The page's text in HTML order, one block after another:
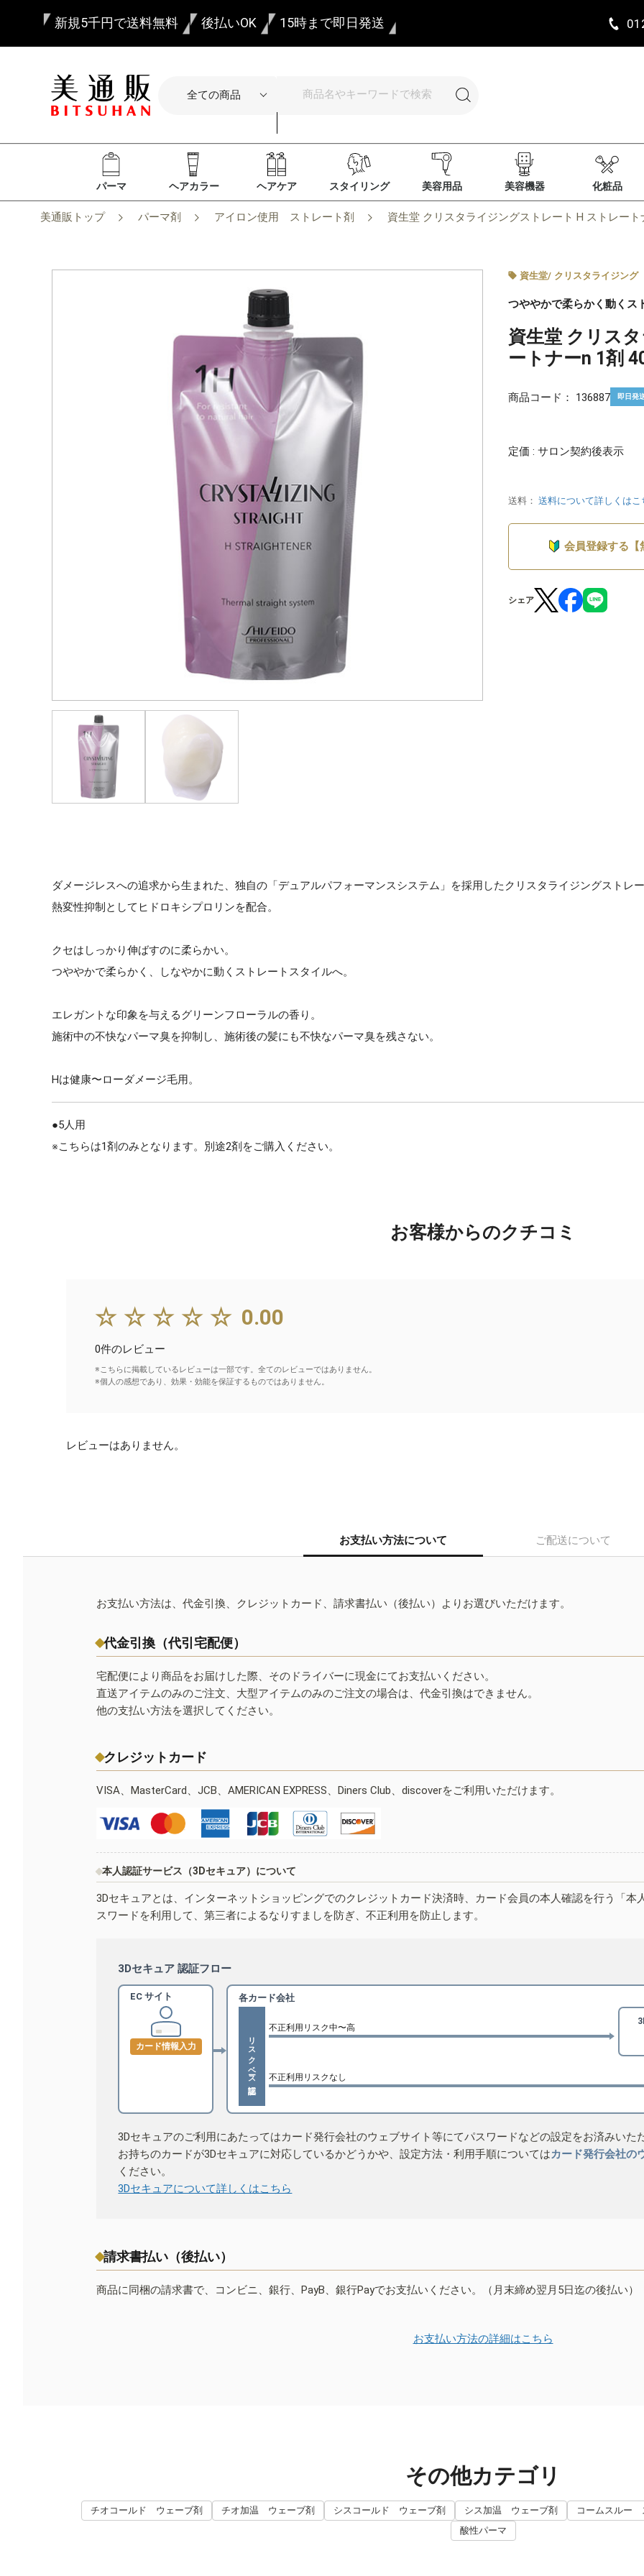
新規5千円で送料無料 後払いOK 15時まで即日発送
パーマ ヘアカラー ヘアケア スタイリング 美容用品 美容機器 化粧品
美通販トップ パーマ剤 アイロン使用 ストレート剤 資生堂 クリスタライジングストレート H ストレート
資生堂/ クリスタライジング
つややかで柔らかく動くス
資生堂 クリス
ートナーn 1剤
商品コード： 136887 即日発
定価 : サロン契約後表示
送料： 送料について詳しくはこ
会員登録する【
シェア
ダメージレスへの追求から生まれた、独自の「デュアルパフォーマンスシステム」を採用したクリスタライジングストレー
熱変性抑制としてヒドロキシプロリンを配合。
クセはしっかり伸ばすのに柔らかい。
つややかで柔らかく、しなやかに動くストレートスタイルへ。
エレガントな印象を与えるグリーンフローラルの香り。
施術中の不快なパーマ臭を抑制し、施術後の髪にも不快なパーマ臭を残さない。
Hは健康〜ローダメージ毛用。
●5人用
※こちらは1剤のみとなります。別途2剤をご購入ください。
お客様からのクチコミ
☆☆☆☆☆ 0.00
0件のレビュー
※こちらに掲載しているレビューは一部です。全てのレビューではありません。
※個人の感想であり、効果・効能を保証するものではありません。
レビューはありません。
お支払い方法について ご配送について
お支払い方法は、代金引換、クレジットカード、請求書払い（後払い）よりお選びいただけます。
代金引換（代引宅配便）
宅配便により商品をお届けした際、そのドライバーに現金にてお支払いください。
直送アイテムのみのご注文、大型アイテムのみのご注文の場合は、代金引換はできません。
他の支払い方法を選択してください。
クレジットカード
VISA、MasterCard、JCB、AMERICAN EXPRESS、Diners Club、discoverをご利用いただけます。
本人認証サービス（3Dセキュア）について
3Dセキュアとは、インターネットショッピングでのクレジットカード決済時、カード会員の本人確認を行う「
スワードを利用して、第三者によるなりすましを防ぎ、不正利用を防止します。
3Dセキュア 認証フロー
EC サイト
カード情報入力
各カード会社
リスクベース認証
不正利用リスク中〜高
不正利用リスクなし
3Dセキュアのご利用にあたってはカード発行会社のウェブサイト等にてパスワードなどの設定をお済みいた
お持ちのカードが3Dセキュアに対応しているかどうかや、設定方法・利用手順についてはカード発行会社の
ください。
3Dセキュアについて詳しくはこちら
請求書払い（後払い）
商品に同梱の請求書で、コンビニ、銀行、PayB、銀行Payでお支払いください。（月末締め翌月5日迄の後払い）
お支払い方法の詳細はこちら
その他カテゴリ
チオコールド ウェーブ剤 チオ加温 ウェーブ剤 シスコールド ウェーブ剤 シス加温 ウェーブ剤 コームスルー
酸性パーマ